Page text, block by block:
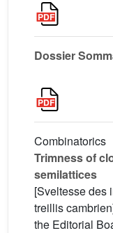
Dossier
Combinatorics
Trimness of
semilattices
[Sveltesse des
treillis
the Editorial